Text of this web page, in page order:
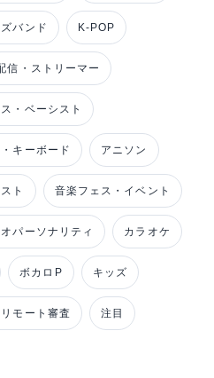
バンド K-POP
信・ストリーマー
・ベーシスト
キーボード アニソン
ト 音楽フェス・イベント
パーソナリティ カラオケ
ボカロP キッズ
モート審査 注目